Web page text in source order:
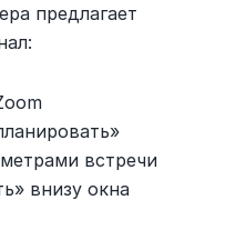
предлагает
встречи
внизу окна